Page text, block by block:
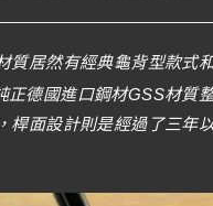
質居然有經典龜背型款式
正德國進口鋼材GSS材質
桿面設計則是經過了三年